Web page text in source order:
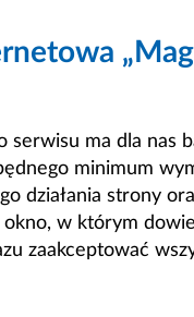
ma dla nas
minimum
działania strony
okno, w którym
zaakceptować